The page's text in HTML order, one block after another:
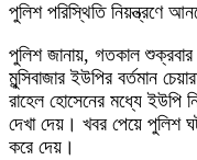
পুলিশ পরিস্থিতি নিয়ন্ত্রণে
পুলিশ জানায়, গতকাল
মুন্সিবাজার ইউপির বর্তমান
রাহেল হোসেনের মধ্যে ইউপি
দেখা দেয়। খবর পেয়ে পুলিশ
করে দেয়।